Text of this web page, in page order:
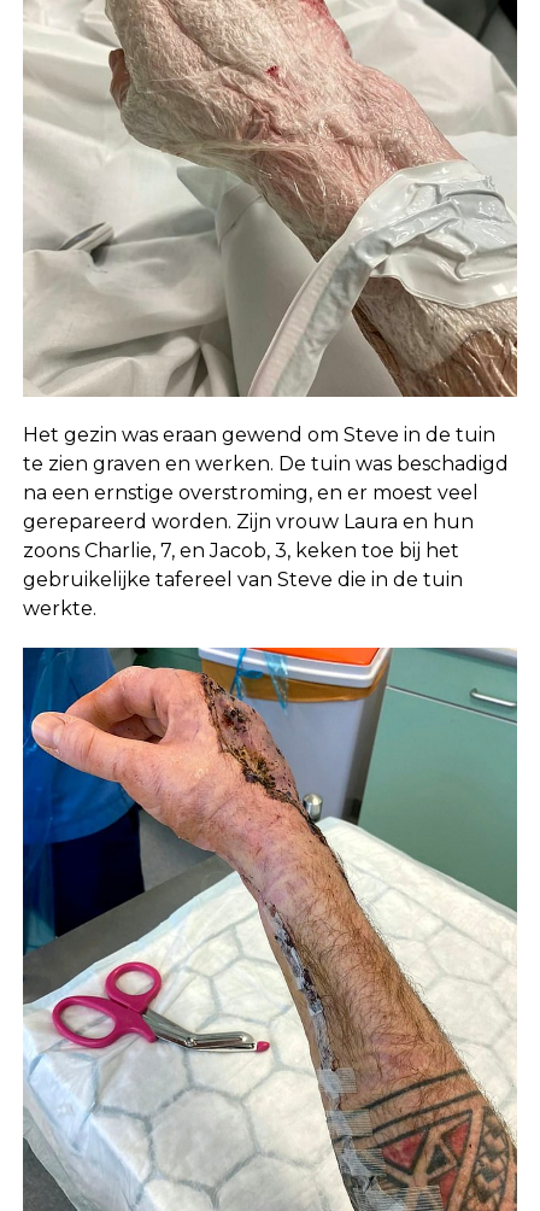
Het gezin was eraan gewend om Steve in de tuin
te zien graven en werken. De tuin was beschadigd
na een ernstige overstroming, en er moest veel
gerepareerd worden. Zijn vrouw Laura en hun
zoons Charlie, 7, en Jacob, 3, keken toe bij het
gebruikelijke tafereel van Steve die in de tuin
werkte.